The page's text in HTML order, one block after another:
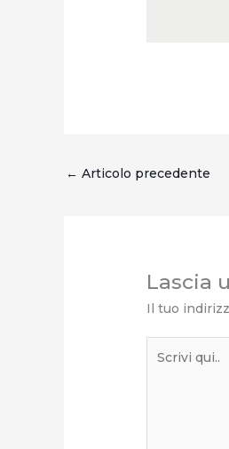
← Articolo precedente
Lascia
Il tuo
qui..